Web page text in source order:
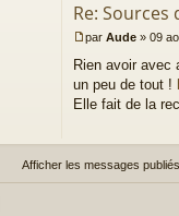
o
n
u
Re: Sources
e
s
s
e
n
o
par Aude » 09
Rien avoir avec
un peu de tout !
Elle fait de la
Afficher les messages